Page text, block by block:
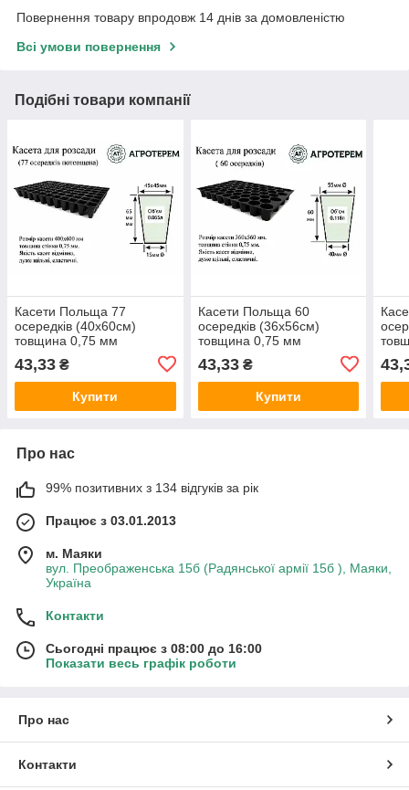
Повернення товару впродовж 14 днів за домовленістю
Всі умови повернення
Подібні товари компанії
Касети Польща 77
осередків (40х60см)
товщина 0,75 мм
43,33 ₴
Купити
Касети Польща 60
осередків (36х56см)
товщина 0,75 мм
43,33₴
Купити
Про нас
99% позитивних з 134 відгуків за рік
Працює з 03.01.2013
м. Маяки
вул. Преображенська 15б (Радянської армії 15б ), Маяки,
Україна
Контакти
Сьогодні працює з 08:00 до 16:00
Показати весь графік роботи
Про нас
Контакти